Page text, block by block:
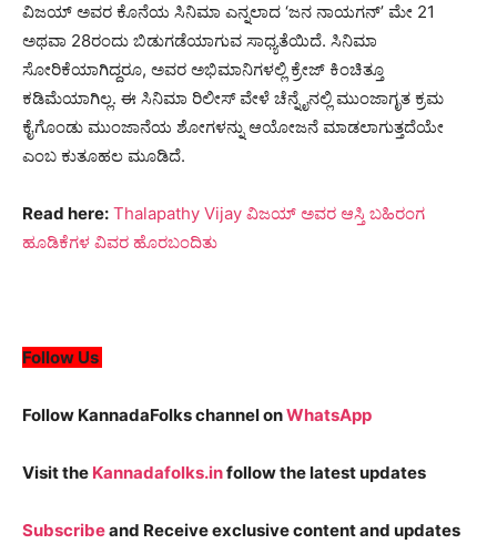
ವಿಜಯ್ ಅವರ ಕೊನೆಯ ಸಿನಿಮಾ ಎನ್ನಲಾದ ‘ಜನ ನಾಯಗನ್’ ಮೇ 21
ಅಥವಾ 28ರಂದು ಬಿಡುಗಡೆಯಾಗುವ ಸಾಧ್ಯತೆಯಿದೆ. ಸಿನಿಮಾ
ಸೋರಿಕೆಯಾಗಿದ್ದರೂ, ಅವರ ಅಭಿಮಾನಿಗಳಲ್ಲಿ ಕ್ರೇಜ್ ಕಿಂಚಿತ್ತೂ
ಕಡಿಮೆಯಾಗಿಲ್ಲ. ಈ ಸಿನಿಮಾ ರಿಲೀಸ್ ವೇಳೆ ಚೆನ್ನೈನಲ್ಲಿ ಮುಂಜಾಗೃತ ಕ್ರಮ
ಕೈಗೊಂಡು ಮುಂಜಾನೆಯ ಶೋಗಳನ್ನು ಆಯೋಜನೆ ಮಾಡಲಾಗುತ್ತದೆಯೇ
ಎಂಬ ಕುತೂಹಲ ಮೂಡಿದೆ.
Read here: Thalapathy Vijay ವಿಜಯ್ ಅವರ ಆಸ್ತಿ ಬಹಿರಂಗ
ಹೂಡಿಕೆಗಳ ವಿವರ ಹೊರಬಂದಿತು
Follow Us
Follow KannadaFolks channel onWhatsApp
Visit the Kannadafolks.infollow the latest updates
Subscribeand Receive exclusive content and updates